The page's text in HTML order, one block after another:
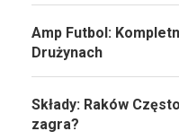
Amp Futbol:
Drużynach
Składy: Raków
zagra?